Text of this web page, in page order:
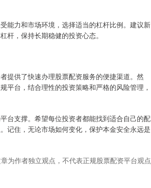
能力和市场环境，选择适当的杠杆比例。建议新
杆，保持长期稳健的投资心态。
提供了快速办理股票配资服务的便捷渠道。然
平台，结合理性的投资策略和严格的风险管理，
台支撑。希望每位投资者都能找到适合自己的配
记住，无论市场如何变化，保护本金安全永远是
为作者独立观点，不代表正规股票配资平台观点